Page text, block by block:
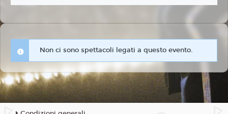
Non ci sono spettacoli legati a questo evento.